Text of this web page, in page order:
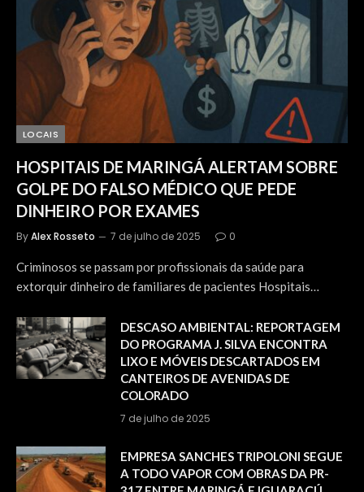
LOCAIS
HOSPITAIS DE MARINGÁ ALERTAM SOBRE
GOLPE DO FALSO MÉDICO QUE PEDE
DINHEIRO POR EXAMES
ByAlex Rosseto 7 de julho de 2025 0
Criminosos se passam por profissionais da saúde para
extorquir dinheiro de familiares de pacientes Hospitais…
DESCASO AMBIENTAL: REPORTAGEM
DO PROGRAMA J. SILVA ENCONTRA
LIXO E MÓVEIS DESCARTADOS EM
CANTEIROS DE AVENIDAS DE
COLORADO
7 de julho de 2025
EMPRESA SANCHES TRIPOLONI SEGUE
A TODO VAPOR COM OBRAS DA PR-